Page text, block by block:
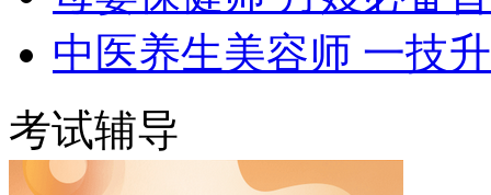
中医养生美容师 一技
考试辅导